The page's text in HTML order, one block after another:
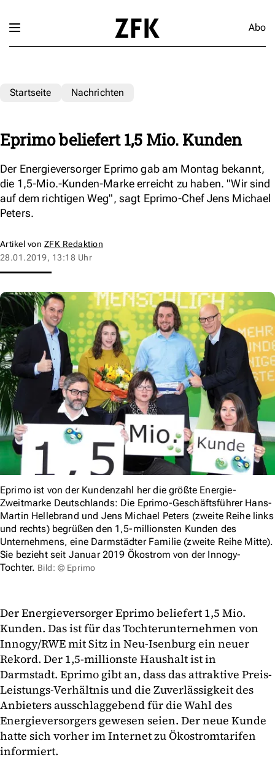
Abo
Startseite Nachrichten
Eprimo beliefert 1,5 Mio. Kunden
Der Energieversorger Eprimo gab am Montag bekannt,
die 1,5-Mio.-Kunden-Marke erreicht zu haben. "Wir sind
auf dem richtigen Weg", sagt Eprimo-Chef Jens Michael
Peters.
Artikel von ZFK Redaktion
28.01.2019, 13:18 Uhr
Eprimo ist von der Kundenzahl her die größte Energie-
Zweitmarke Deutschlands: Die Eprimo-Geschäftsführer Hans-
Martin Hellebrand und Jens Michael Peters (zweite Reihe links
und rechts) begrüßen den 1,5-millionsten Kunden des
Unternehmens, eine Darmstädter Familie (zweite Reihe Mitte).
Sie bezieht seit Januar 2019 Ökostrom von der Innogy-
Tochter. Bild: © Eprimo
Der Energieversorger Eprimo beliefert 1,5 Mio.
Kunden. Das ist für das Tochterunternehmen von
Innogy/RWE mit Sitz in Neu-Isenburg ein neuer
Rekord. Der 1,5-millionste Haushalt ist in
Darmstadt. Eprimo gibt an, dass das attraktive Preis-
Leistungs-Verhältnis und die Zuverlässigkeit des
Anbieters ausschlaggebend für die Wahl des
Energieversorgers gewesen seien. Der neue Kunde
hatte sich vorher im Internet zu Ökostromtarifen
informiert.